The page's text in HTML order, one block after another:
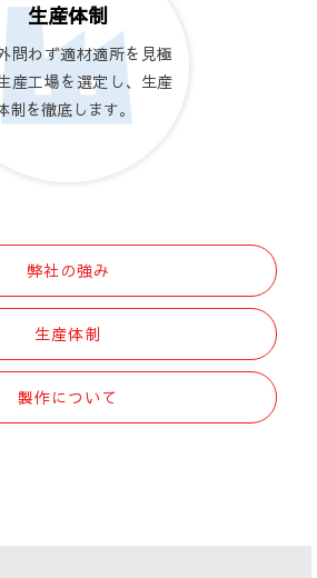
生産体制
問わず適材適所を見極
産工場を選定し、生産
制を徹底します。
弊社の強み
生産体制
製作について